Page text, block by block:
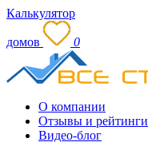
Калькулятор
домов 0
О компании
Отзывы и рейтинги
Видео-блог